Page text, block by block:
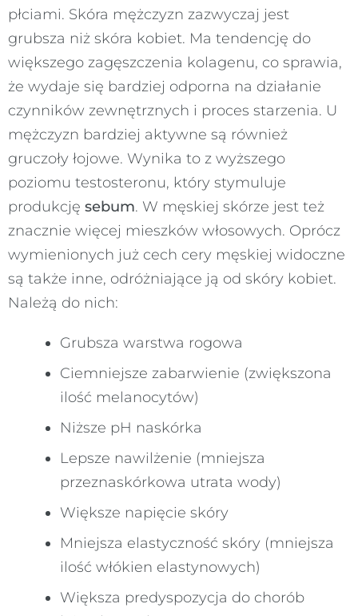
płciami. Skóra mężczyzn zazwyczaj jest
grubsza niż skóra kobiet. Ma tendencję do
większego zagęszczenia kolagenu, co sprawia,
że wydaje się bardziej odporna na działanie
czynników zewnętrznych i proces starzenia. U
mężczyzn bardziej aktywne są również
gruczoły łojowe. Wynika to z wyższego
poziomu testosteronu, który stymuluje
produkcję sebum. W męskiej skórze jest też
znacznie więcej mieszków włosowych. Oprócz
wymienionych już cech cery męskiej widoczne
są także inne, odróżniające ją od skóry kobiet.
Należą do nich:
Grubsza warstwa rogowa
Ciemniejsze zabarwienie (zwiększona
ilość melanocytów)
Niższe pH naskórka
Lepsze nawilżenie (mniejsza
przeznaskórkowa utrata wody)
Większe napięcie skóry
Mniejsza elastyczność skóry (mniejsza
ilość włókien elastynowych)
Większa predyspozycja do chorób